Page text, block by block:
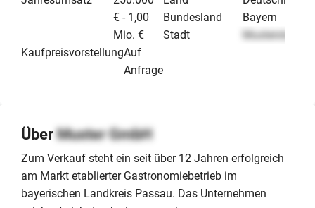
€ - 1,00
Mio. €
KaufpreisvorstellungAuf
Anfrage
Bundesland
Bayern
Stadt
Musterstadt
ÜberMuster GmbH
Zum Verkauf steht ein seit über 12 Jahren erfolgreich
am Markt etablierter Gastronomiebetrieb im
bayerischen Landkreis Passau. Das Unternehmen